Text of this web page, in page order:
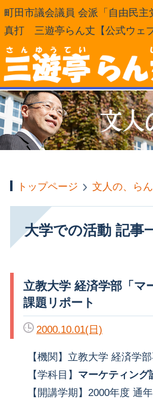
町田市議会議員 会派「自由民
真打 三遊亭らん丈【公式ウェブ
トップページ 文人の、ら
大学での活動 記事
立教大学 経済学部「マーケティング論」
課題リポート
2000.10.01(日)
【機関】立教大学 経済学
【学科目】 マーケティング
【開講学期】2000年度 通